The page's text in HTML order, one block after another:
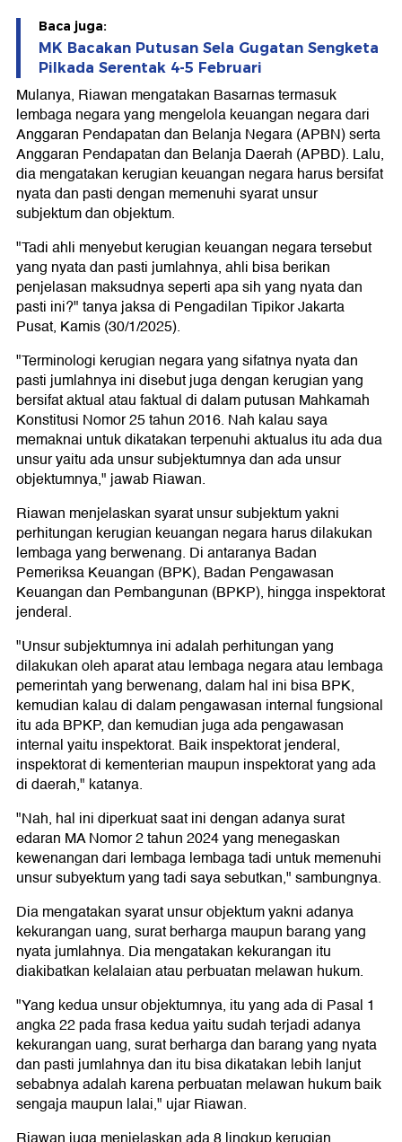
Baca juga:
MK Bacakan Putusan Sela Gugatan Sengketa
Pilkada Serentak 4-5 Februari
Mulanya, Riawan mengatakan Basarnas termasuk
lembaga negara yang mengelola keuangan negara dari
Anggaran Pendapatan dan Belanja Negara (APBN) serta
Anggaran Pendapatan dan Belanja Daerah (APBD). Lalu,
dia mengatakan kerugian keuangan negara harus bersifat
nyata dan pasti dengan memenuhi syarat unsur
subjektum dan objektum.
"Tadi ahli menyebut kerugian keuangan negara tersebut
yang nyata dan pasti jumlahnya, ahli bisa berikan
penjelasan maksudnya seperti apa sih yang nyata dan
pasti ini?" tanya jaksa di Pengadilan Tipikor Jakarta
Pusat, Kamis (30/1/2025).
"Terminologi kerugian negara yang sifatnya nyata dan
pasti jumlahnya ini disebut juga dengan kerugian yang
bersifat aktual atau faktual di dalam putusan Mahkamah
Konstitusi Nomor 25 tahun 2016. Nah kalau saya
memaknai untuk dikatakan terpenuhi aktualus itu ada dua
unsur yaitu ada unsur subjektumnya dan ada unsur
objektumnya," jawab Riawan.
Riawan menjelaskan syarat unsur subjektum yakni
perhitungan kerugian keuangan negara harus dilakukan
lembaga yang berwenang. Di antaranya Badan
Pemeriksa Keuangan (BPK), Badan Pengawasan
Keuangan dan Pembangunan (BPKP), hingga inspektorat
jenderal.
"Unsur subjektumnya ini adalah perhitungan yang
dilakukan oleh aparat atau lembaga negara atau lembaga
pemerintah yang berwenang, dalam hal ini bisa BPK,
kemudian kalau di dalam pengawasan internal fungsional
itu ada BPKP, dan kemudian juga ada pengawasan
internal yaitu inspektorat. Baik inspektorat jenderal,
inspektorat di kementerian maupun inspektorat yang ada
di daerah," katanya.
"Nah, hal ini diperkuat saat ini dengan adanya surat
edaran MA Nomor 2 tahun 2024 yang menegaskan
kewenangan dari lembaga lembaga tadi untuk memenuhi
unsur subyektum yang tadi saya sebutkan," sambungnya.
Dia mengatakan syarat unsur objektum yakni adanya
kekurangan uang, surat berharga maupun barang yang
nyata jumlahnya. Dia mengatakan kekurangan itu
diakibatkan kelalaian atau perbuatan melawan hukum.
"Yang kedua unsur objektumnya, itu yang ada di Pasal 1
angka 22 pada frasa kedua yaitu sudah terjadi adanya
kekurangan uang, surat berharga dan barang yang nyata
dan pasti jumlahnya dan itu bisa dikatakan lebih lanjut
sebabnya adalah karena perbuatan melawan hukum baik
sengaja maupun lalai," ujar Riawan.